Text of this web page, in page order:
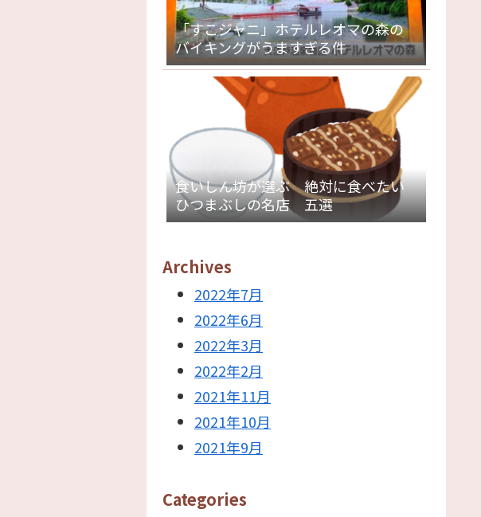
「すこジャニ」ホテルレオマの森の
バイキングがうますぎる件
食いしん坊が選ぶ 絶対に食べたい
ひつまぶしの名店 五選
Archives
2022年7月
2022年6月
2022年3月
2022年2月
2021年11月
2021年10月
2021年9月
Categories